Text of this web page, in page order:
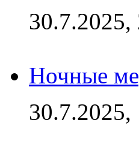
30.7.2025,
Ночные
30.7.2025,